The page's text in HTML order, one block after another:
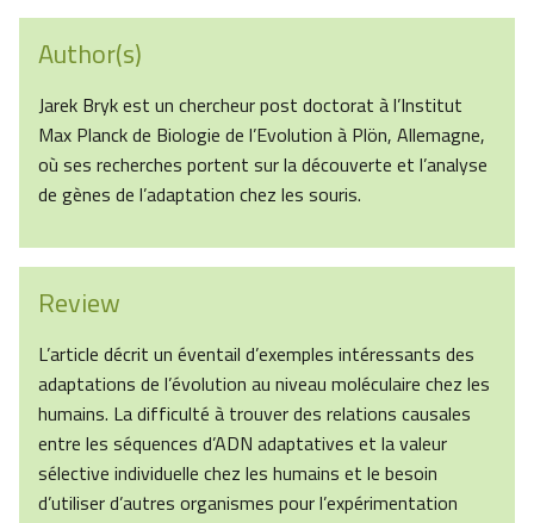
Author(s)
Jarek Bryk est un chercheur post doctorat à l’Institut
Max Planck de Biologie de l’Evolution à Plön, Allemagne,
où ses recherches portent sur la découverte et l’analyse
de gènes de l’adaptation chez les souris.
Review
L’article décrit un éventail d’exemples intéressants des
adaptations de l’évolution au niveau moléculaire chez les
humains. La difficulté à trouver des relations causales
entre les séquences d’ADN adaptatives et la valeur
sélective individuelle chez les humains et le besoin
d’utiliser d’autres organismes pour l’expérimentation